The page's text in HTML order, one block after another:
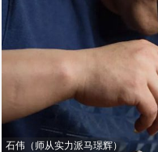
石伟（师从实力派马璟辉）